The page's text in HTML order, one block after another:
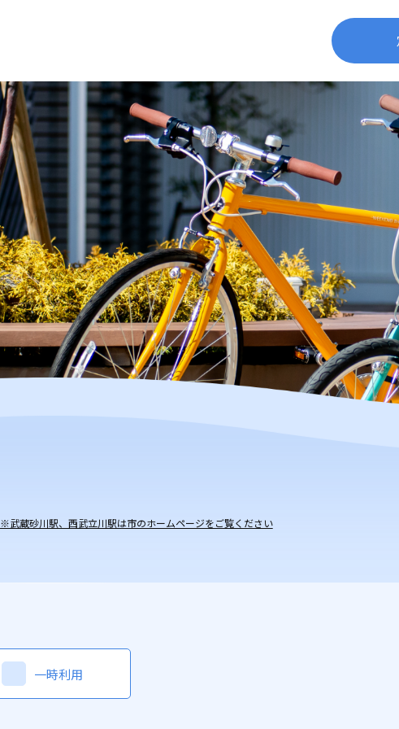
※武蔵砂川駅、西武立川駅は市のホームページをご覧ください
一時利用